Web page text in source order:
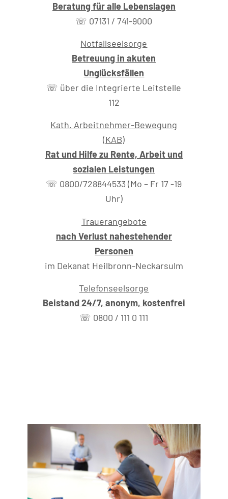
Beratung für alle Lebenslagen
☏ 07131 / 741-9000
Notfallseelsorge
Betreuung in akuten
Unglücksfällen
☏ über die Integrierte Leitstelle
112
Kath. Arbeitnehmer-Bewegung
(KAB)
Rat und Hilfe zu Rente, Arbeit und
sozialen Leistungen
☏ 0800/728844533 (Mo – Fr 17 -19
Uhr)
Trauerangebote
nach Verlust nahestehender
Personen
im Dekanat Heilbronn-Neckarsulm
Telefonseelsorge
Beistand 24/7, anonym, kostenfrei
☏ 0800 / 111 0 111